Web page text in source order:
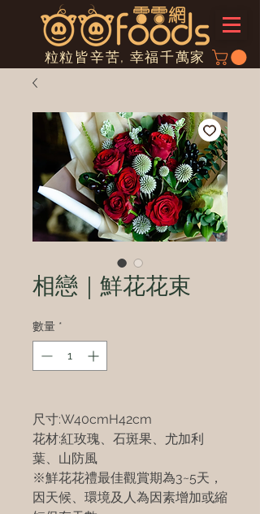
粒粒皆辛苦, 幸福千萬家
相戀｜鮮花花束
數量 *
尺寸:W40cmH42cm
花材:紅玫瑰、石斑果、尤加利
葉、山防風
※鮮花花禮最佳觀賞期為3~5天，
因天候、環境及人為因素增加或縮